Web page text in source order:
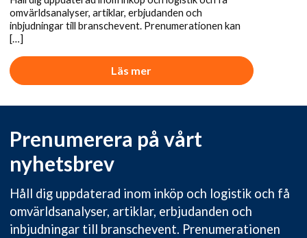
omvärldsanalyser, artiklar, erbjudanden och
inbjudningar till branschevent. Prenumerationen kan
[…]
Läs mer
Prenumerera på vårt
nyhetsbrev
Håll dig uppdaterad inom inköp och logistik och få
omvärldsanalyser, artiklar, erbjudanden och
inbjudningar till branschevent. Prenumerationen